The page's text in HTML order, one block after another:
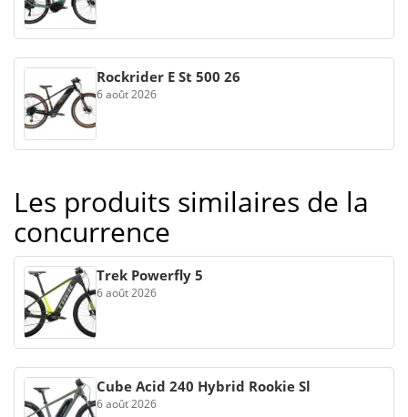
Rockrider E St 500 26
6 août 2026
Les produits similaires de la
concurrence
Trek Powerfly 5
6 août 2026
Cube Acid 240 Hybrid Rookie Sl
6 août 2026